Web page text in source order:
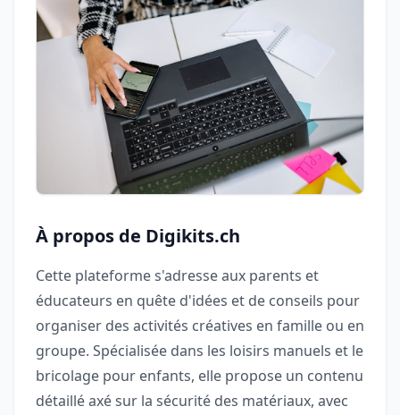
À propos de Digikits.ch
Cette plateforme s'adresse aux parents et
éducateurs en quête d'idées et de conseils pour
organiser des activités créatives en famille ou en
groupe. Spécialisée dans les loisirs manuels et le
bricolage pour enfants, elle propose un contenu
détaillé axé sur la sécurité des matériaux, avec